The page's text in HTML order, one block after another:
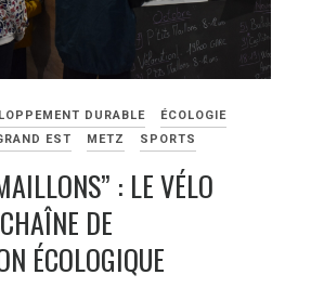
DURABLE
ÉCOLOGIE
EST METZ SPORTS
: LE VÉLO
DE
ÉCOLOGIQUE